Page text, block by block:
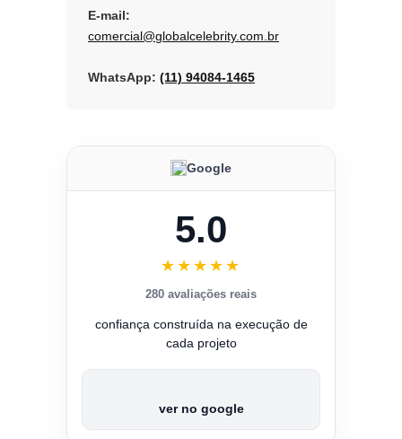
E-mail:
comercial@globalcelebrity.com.br
WhatsApp: (11) 94084-1465
Google
5.0
★★★★★
280 avaliações reais
confiança construída na execução de
cada projeto
ver no google